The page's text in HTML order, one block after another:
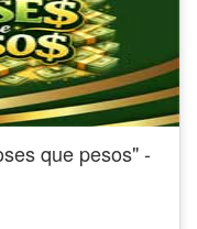
que pesos" -